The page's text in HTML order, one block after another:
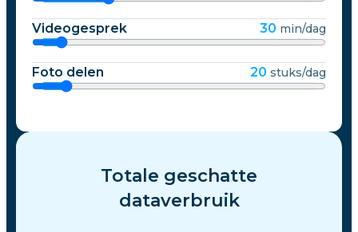
Videogesprek 30 min/dag
Foto delen 20 stuks/dag
Totale geschatte
dataverbruik